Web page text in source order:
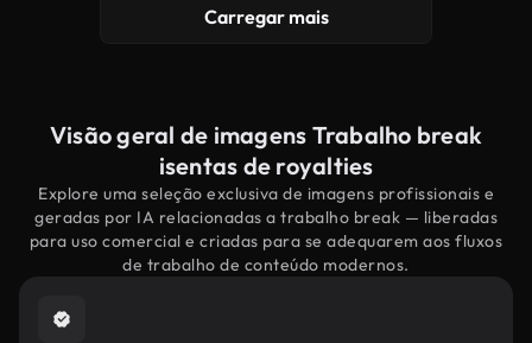
Carregar mais
Visão geral de imagens Trabalho break
isentas de royalties
Explore uma seleção exclusiva de imagens profissionais e
geradas por IA relacionadas a trabalho break — liberadas
para uso comercial e criadas para se adequarem aos fluxos
de trabalho de conteúdo modernos.